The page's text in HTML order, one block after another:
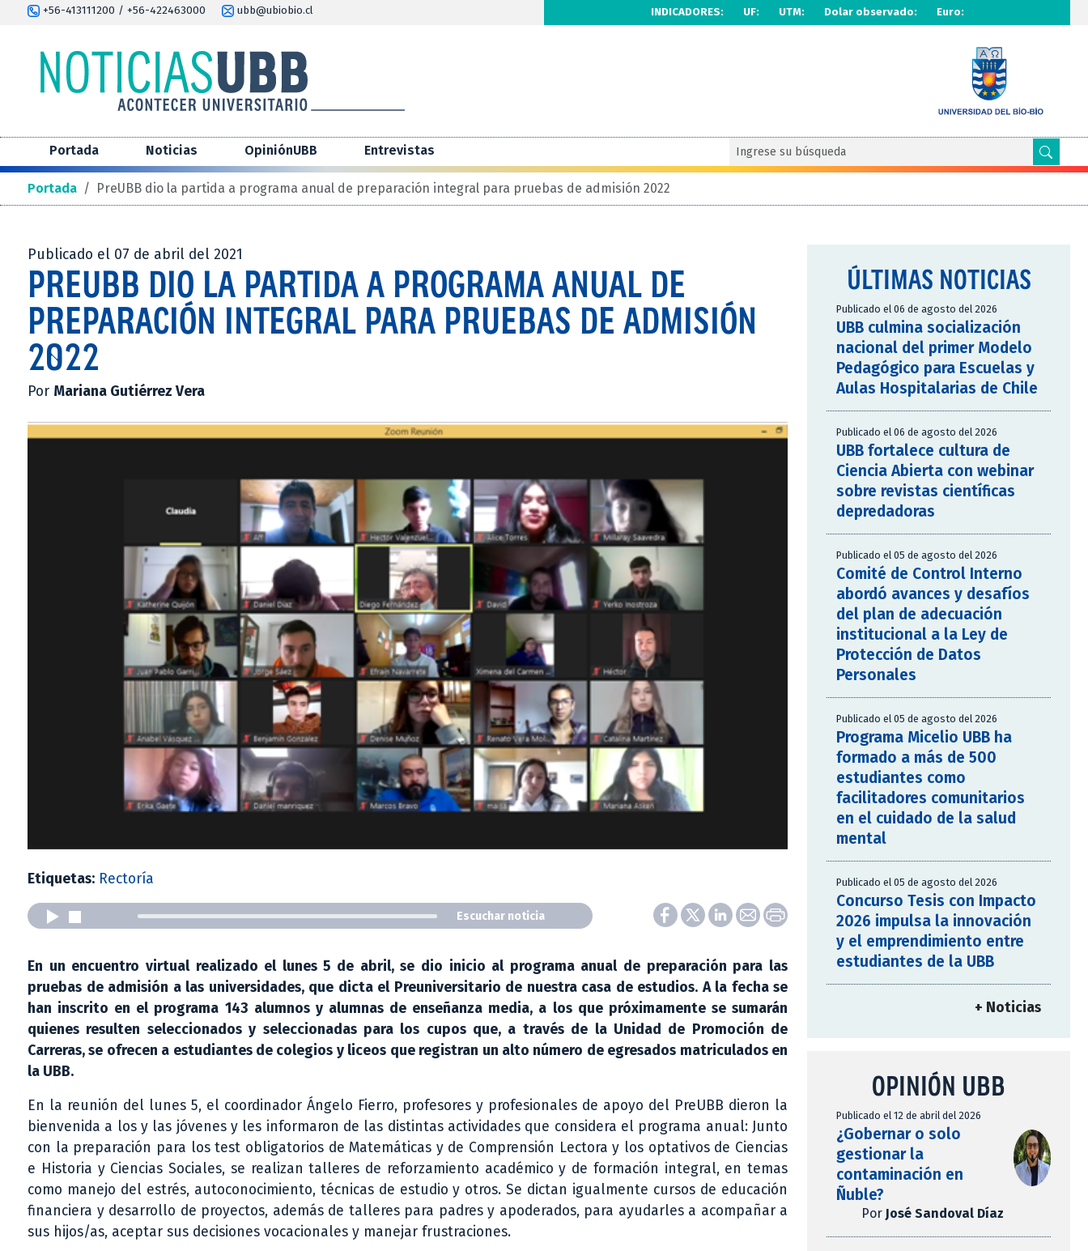
+56-413111200 / +56-422463000 ubb@ubiobio.cl INDICADORES: UF: UTM: Dolar observado: Euro:
Portada Noticias OpiniónUBB Entrevistas
Portada / PreUBB dio la partida a programa anual de preparación integral para pruebas de admisión 2022
Publicado el 07 de abril del 2021
PREUBB DIO LA PARTIDA A PROGRAMA ANUAL DE
PREPARACIÓN INTEGRAL PARA PRUEBAS DE ADMISIÓN
2022
Por Mariana Gutiérrez Vera
Etiquetas: Rectoría
Escuchar noticia
En un encuentro virtual realizado el lunes 5 de abril, se dio inicio al programa anual de preparación para las
pruebas de admisión a las universidades, que dicta el Preuniversitario de nuestra casa de estudios. A la fecha se
han inscrito en el programa 143 alumnos y alumnas de enseñanza media, a los que próximamente se sumarán
quienes resulten seleccionados y seleccionadas para los cupos que, a través de la Unidad de Promoción de
Carreras, se ofrecen a estudiantes de colegios y liceos que registran un alto número de egresados matriculados en
la UBB.
En la reunión del lunes 5, el coordinador Ángelo Fierro, profesores y profesionales de apoyo del PreUBB dieron la
bienvenida a los y las jóvenes y les informaron de las distintas actividades que considera el programa anual: Junto
con la preparación para los test obligatorios de Matemáticas y de Comprensión Lectora y los optativos de Ciencias
e Historia y Ciencias Sociales, se realizan talleres de reforzamiento académico y de formación integral, en temas
como manejo del estrés, autoconocimiento, técnicas de estudio y otros. Se dictan igualmente cursos de educación
financiera y desarrollo de proyectos, además de talleres para padres y apoderados, para ayudarles a acompañar a
sus hijos/as, aceptar sus decisiones vocacionales y manejar frustraciones.
ÚLTIMAS NOTICIAS
Publicado el 06 de agosto del 2026
UBB culmina socialización
nacional del primer Modelo
Pedagógico para Escuelas y
Aulas Hospitalarias de Chile
Publicado el 06 de agosto del 2026
UBB fortalece cultura de
Ciencia Abierta con webinar
sobre revistas científicas
depredadoras
Publicado el 05 de agosto del 2026
Comité de Control Interno
abordó avances y desafíos
del plan de adecuación
institucional a la Ley de
Protección de Datos
Personales
Publicado el 05 de agosto del 2026
Programa Micelio UBB ha
formado a más de 500
estudiantes como
facilitadores comunitarios
en el cuidado de la salud
mental
Publicado el 05 de agosto del 2026
Concurso Tesis con Impacto
2026 impulsa la innovación
y el emprendimiento entre
estudiantes de la UBB
+ Noticias
OPINIÓN UBB
Publicado el 12 de abril del 2026
¿Gobernar o solo
gestionar la
contaminación en
Ñuble?
Por José Sandoval Díaz